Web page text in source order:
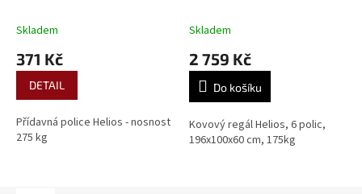
Skladem
371 Kč
DETAIL
Přídavná police Helios - nosnost
275 kg
Skladem
2 759 Kč
Do košíku
Kovový regál Helios, 6 polic,
196x100x60 cm, 175kg